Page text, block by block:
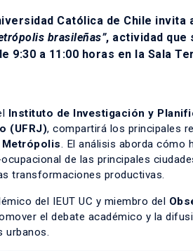
Católica de Chile invita
brasileñas”, actividad que
9:30 a 11:00 horas en la Sala
Instituto de Investigación y
(UFRJ), compartirá los principales
Metrópolis. El análisis aborda cómo
de las principales
transformaciones productivas.
del IEUT UC y miembro del
el debate académico y la
urbanos.